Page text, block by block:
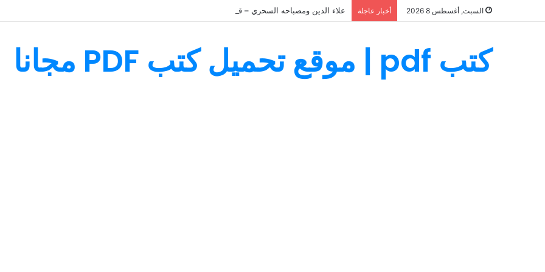
السبت, أغسطس 8 2026 أخبار عاجلة علاء الدين ومصباحه السحري – قصة رائعة مليئة بالمغامرات
كتب pdf | موقع تحميل كتب PDF مجانا